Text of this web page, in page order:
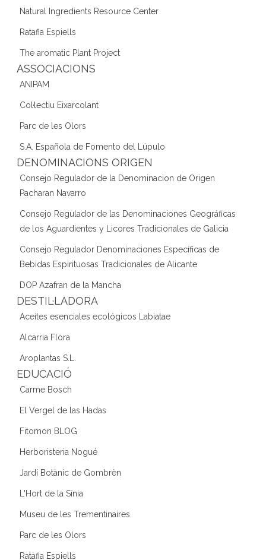
Natural Ingredients Resource Center
Ratafia Espiells
The aromatic Plant Project
ASSOCIACIONS
ANIPAM
Col·lectiu Eixarcolant
Parc de les Olors
S.A. Española de Fomento del Lúpulo
DENOMINACIONS ORIGEN
Consejo Regulador de la Denominacion de Origen
Pacharan Navarro
Consejo Regulador de las Denominaciones Geográficas
de los Aguardientes y Licores Tradicionales de Galicia
Consejo Regulador Denominaciones Específicas de
Bebidas Espirituosas Tradicionales de Alicante
DOP Azafran de la Mancha
DESTIL·LADORA
Aceites esenciales ecológicos Labiatae
Alcarria Flora
Aroplantas S.L.
EDUCACIÓ
Carme Bosch
El Vergel de las Hadas
Fitomon BLOG
Herboristeria Nogué
Jardí Botànic de Gombrèn
L'Hort de la Sínia
Museu de les Trementinaires
Parc de les Olors
Ratafia Espiells